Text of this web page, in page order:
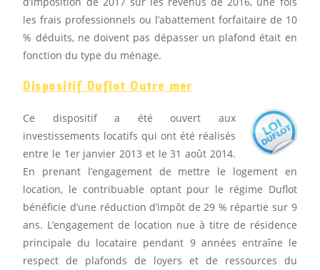
les frais professionnels ou l’abattement forfaitaire de 10
% déduits, ne doivent pas dépasser un plafond était en
fonction du type du ménage.
Dispositif Duflot Outre mer
Ce dispositif a été ouvert aux
investissements locatifs qui ont été réalisés
entre le 1er janvier 2013 et le 31 août 2014.
En prenant l’engagement de mettre le logement en
location, le contribuable optant pour le régime Duflot
bénéficie d’une réduction d’impôt de 29 % répartie sur 9
ans. L’engagement de location nue à titre de résidence
principale du locataire pendant 9 années entraîne le
respect de plafonds de loyers et de ressources du